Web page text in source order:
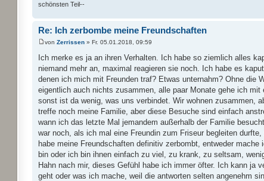
schönsten Teil--
Re: Ich zerbombe meine Freundschaften
von Zerrissen » Fr. 05.01.2018, 09:59
Ich merke es ja an ihren Verhalten. Ich habe so ziemlich alles
niemand mehr an, maximal reagieren sie noch. Ich habe es
denen ich mich mit Freunden traf? Etwas unternahm? Ohne die
eigentlich auch nichts zusammen, alle paar Monate gehe ich
sonst ist da wenig, was uns verbindet. Wir wohnen zusammen,
treffe noch meine Familie, aber diese Besuche sind einfach
wann ich das letzte Mal jemandem außerhalb der Familie
war noch, als ich mal eine Freundin zum Friseur begleiten
habe meine Freundschaften definitiv zerbombt, entweder
bin oder ich bin ihnen einfach zu viel, zu krank, zu seltsam,
Hahn nach mir, dieses Gefühl habe ich immer öfter. Ich kann ja
geht oder was ich mache, weil die antworten selten angenehm